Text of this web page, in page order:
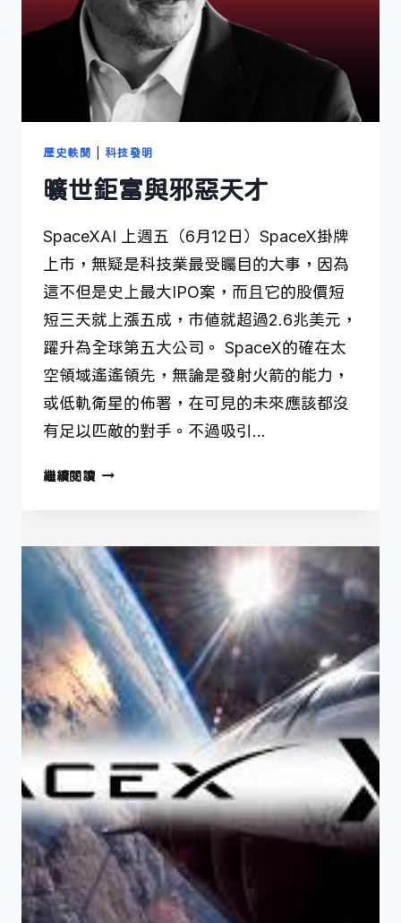
歷史軼聞 科技發明
曠世鉅富與邪惡天才
SpaceXAI 上週五（6月12日）SpaceX掛牌
上市，無疑是科技業最受矚目的大事，因為
這不但是史上最大IPO案，而且它的股價短
短三天就上漲五成，市值就超過2.6兆美元，
躍升為全球第五大公司。 SpaceX的確在太
空領域遙遙領先，無論是發射火箭的能力，
或低軌衛星的佈署，在可見的未來應該都沒
有足以匹敵的對手。不過吸引…
繼續閱讀曠
與
邪
惡
天
才